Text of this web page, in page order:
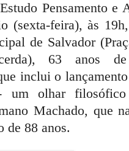
Pensamento e
(sexta-feira), às
de Salvador
63 anos
inclui o
um olhar filosófico
Machado, que
de 88 anos.